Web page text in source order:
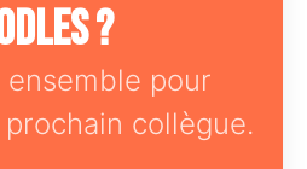
?
ensemble pour
collègue.